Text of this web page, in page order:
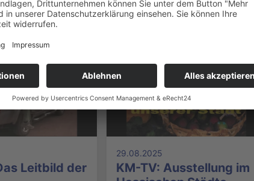
Thema
Leitbild der
29.08.2025
KM-TV: Ausstellung im